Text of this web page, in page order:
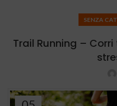
SENZA
Trail Running –